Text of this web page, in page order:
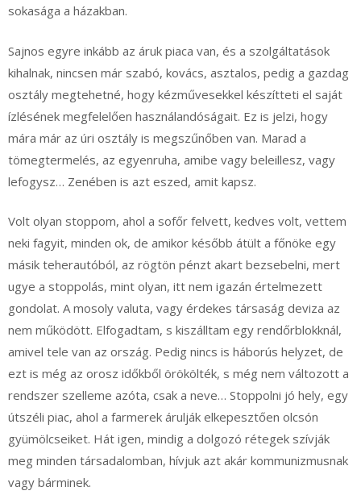
sokasága a házakban.
Sajnos egyre inkább az áruk piaca van, és a szolgáltatások
kihalnak, nincsen már szabó, kovács, asztalos, pedig a gazdag
osztály megtehetné, hogy kézművesekkel készítteti el saját
ízlésének megfelelően használandóságait. Ez is jelzi, hogy
mára már az úri osztály is megszűnőben van. Marad a
tömegtermelés, az egyenruha, amibe vagy beleillesz, vagy
lefogysz… Zenében is azt eszed, amit kapsz.
Volt olyan stoppom, ahol a sofőr felvett, kedves volt, vettem
neki fagyit, minden ok, de amikor később átült a főnöke egy
másik teherautóból, az rögtön pénzt akart bezsebelni, mert
ugye a stoppolás, mint olyan, itt nem igazán értelmezett
gondolat. A mosoly valuta, vagy érdekes társaság deviza az
nem működött. Elfogadtam, s kiszálltam egy rendőrblokknál,
amivel tele van az ország. Pedig nincs is háborús helyzet, de
ezt is még az orosz időkből örökölték, s még nem változott a
rendszer szelleme azóta, csak a neve… Stoppolni jó hely, egy
útszéli piac, ahol a farmerek árulják elkepesztően olcsón
gyümölcseiket. Hát igen, mindig a dolgozó rétegek szívják
meg minden társadalomban, hívjuk azt akár kommunizmusnak
vagy bárminek.